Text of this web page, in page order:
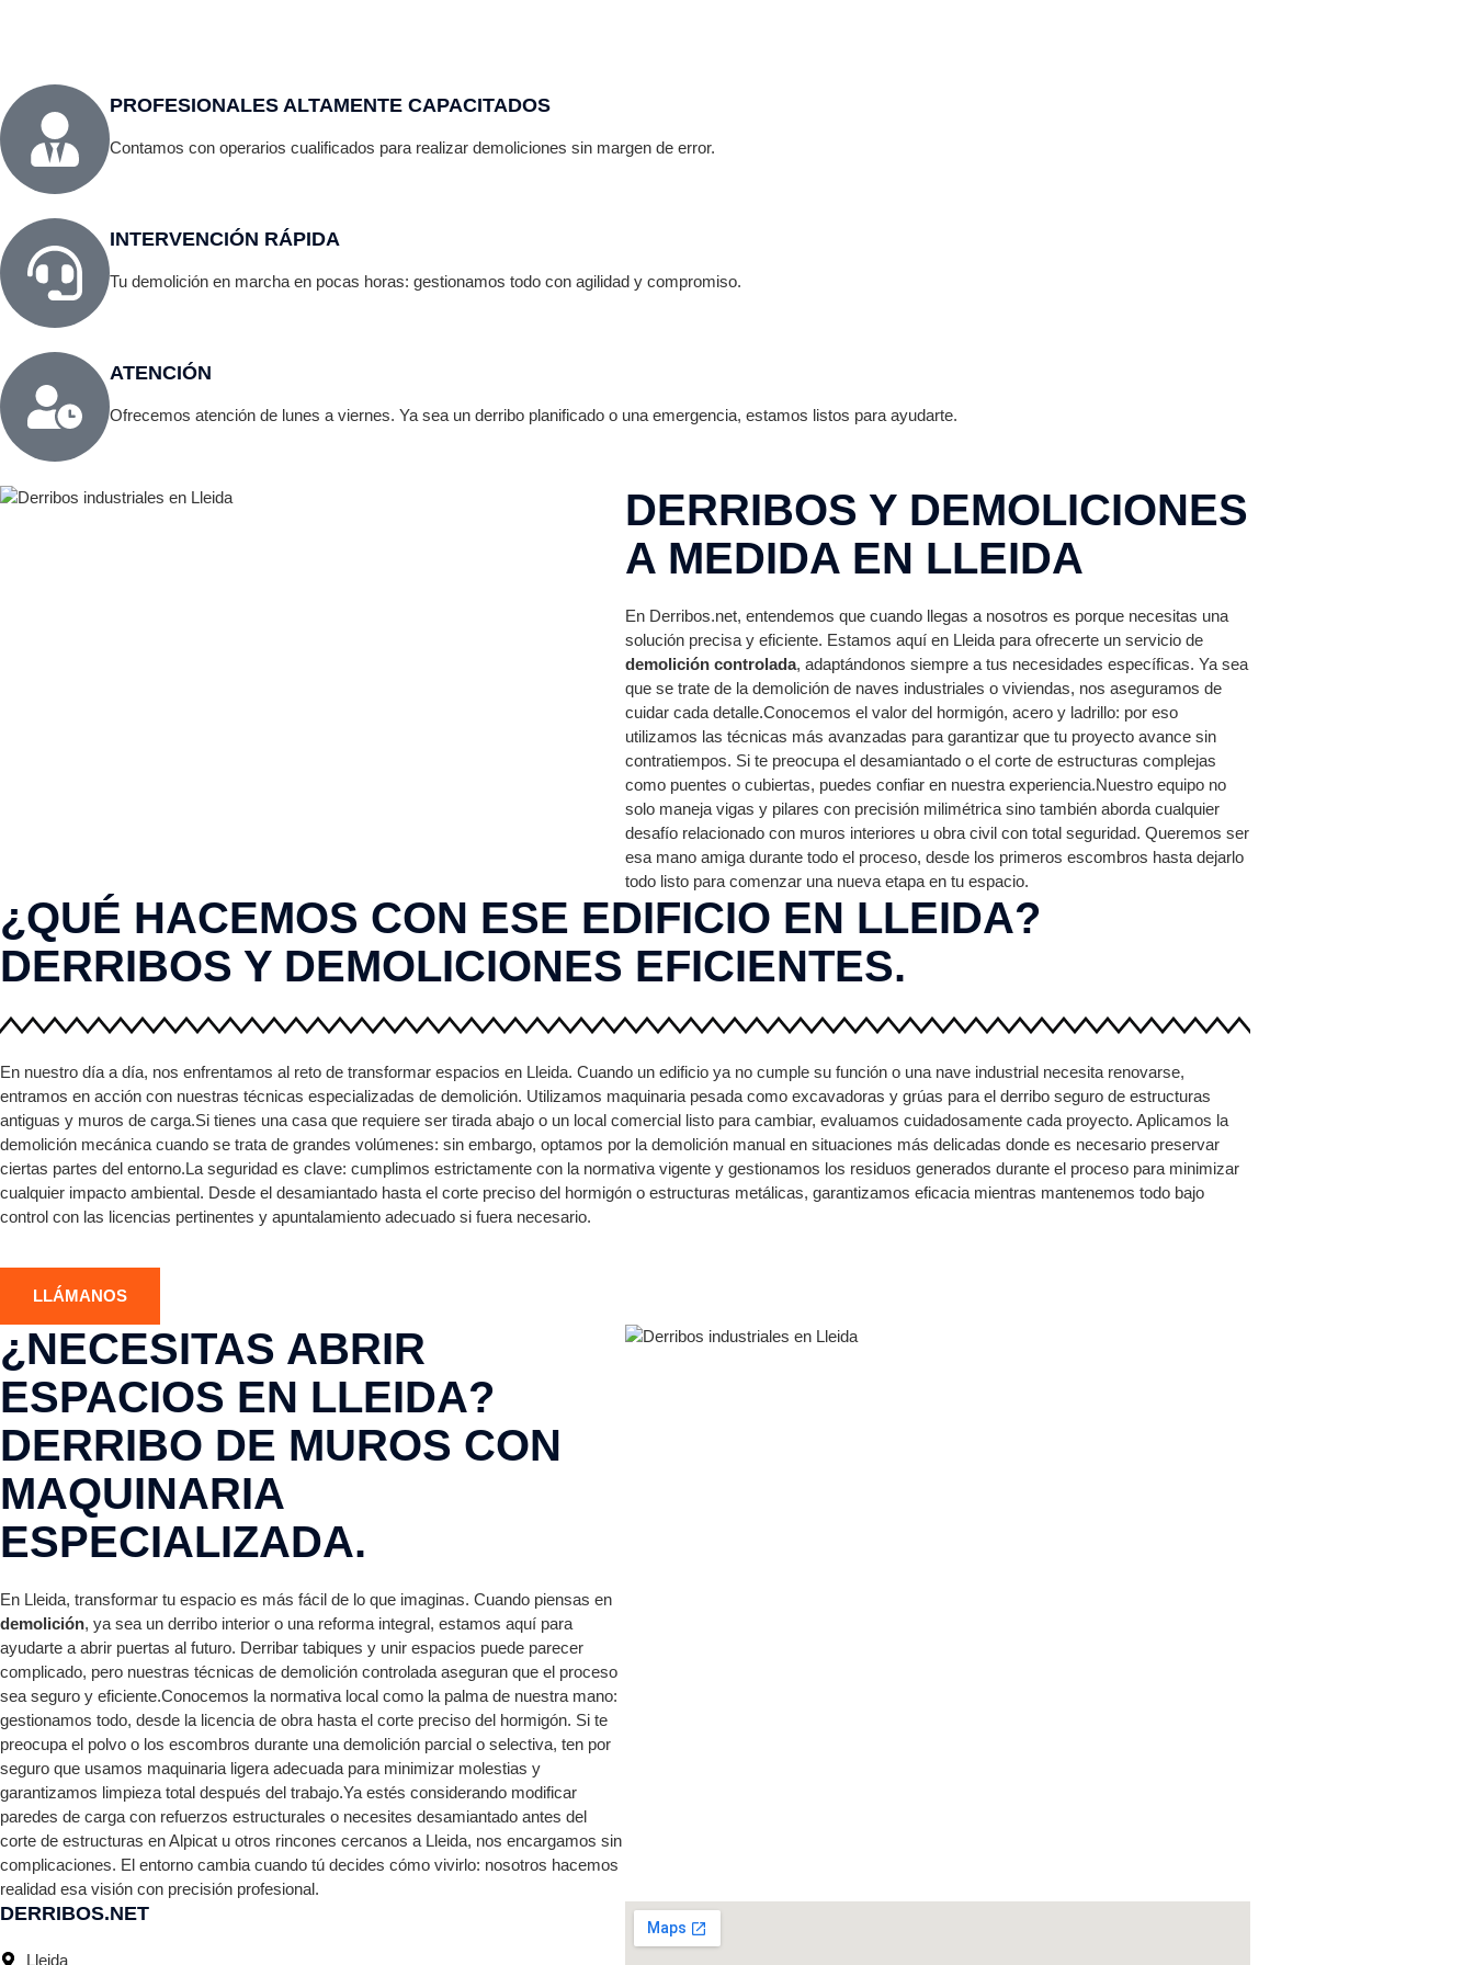
PROFESIONALES ALTAMENTE CAPACITADOS
Contamos con operarios cualificados para realizar demoliciones sin margen de error.
INTERVENCIÓN RÁPIDA
Tu demolición en marcha en pocas horas: gestionamos todo con agilidad y compromiso.
ATENCIÓN
Ofrecemos atención de lunes a viernes. Ya sea un derribo planificado o una emergencia, estamos listos para ayudarte.
DERRIBOS Y DEMOLICIONES
A MEDIDA EN LLEIDA
En Derribos.net, entendemos que cuando llegas a nosotros es porque necesitas una
solución precisa y eficiente. Estamos aquí en Lleida para ofrecerte un servicio de
demolición controlada, adaptándonos siempre a tus necesidades específicas. Ya sea
que se trate de la demolición de naves industriales o viviendas, nos aseguramos de
cuidar cada detalle.Conocemos el valor del hormigón, acero y ladrillo: por eso
utilizamos las técnicas más avanzadas para garantizar que tu proyecto avance sin
contratiempos. Si te preocupa el desamiantado o el corte de estructuras complejas
como puentes o cubiertas, puedes confiar en nuestra experiencia.Nuestro equipo no
solo maneja vigas y pilares con precisión milimétrica sino también aborda cualquier
desafío relacionado con muros interiores u obra civil con total seguridad. Queremos ser
esa mano amiga durante todo el proceso, desde los primeros escombros hasta dejarlo
todo listo para comenzar una nueva etapa en tu espacio.
¿QUÉ HACEMOS CON ESE EDIFICIO EN LLEIDA?
DERRIBOS Y DEMOLICIONES EFICIENTES.
En nuestro día a día, nos enfrentamos al reto de transformar espacios en Lleida. Cuando un edificio ya no cumple su función o una nave industrial necesita renovarse,
entramos en acción con nuestras técnicas especializadas de demolición. Utilizamos maquinaria pesada como excavadoras y grúas para el derribo seguro de estructuras
antiguas y muros de carga.Si tienes una casa que requiere ser tirada abajo o un local comercial listo para cambiar, evaluamos cuidadosamente cada proyecto. Aplicamos la
demolición mecánica cuando se trata de grandes volúmenes: sin embargo, optamos por la demolición manual en situaciones más delicadas donde es necesario preservar
ciertas partes del entorno.La seguridad es clave: cumplimos estrictamente con la normativa vigente y gestionamos los residuos generados durante el proceso para minimizar
cualquier impacto ambiental. Desde el desamiantado hasta el corte preciso del hormigón o estructuras metálicas, garantizamos eficacia mientras mantenemos todo bajo
control con las licencias pertinentes y apuntalamiento adecuado si fuera necesario.
LLÁMANOS
¿NECESITAS ABRIR
ESPACIOS EN LLEIDA?
DERRIBO DE MUROS CON
MAQUINARIA
ESPECIALIZADA.
En Lleida, transformar tu espacio es más fácil de lo que imaginas. Cuando piensas en
demolición, ya sea un derribo interior o una reforma integral, estamos aquí para
ayudarte a abrir puertas al futuro. Derribar tabiques y unir espacios puede parecer
complicado, pero nuestras técnicas de demolición controlada aseguran que el proceso
sea seguro y eficiente.Conocemos la normativa local como la palma de nuestra mano:
gestionamos todo, desde la licencia de obra hasta el corte preciso del hormigón. Si te
preocupa el polvo o los escombros durante una demolición parcial o selectiva, ten por
seguro que usamos maquinaria ligera adecuada para minimizar molestias y
garantizamos limpieza total después del trabajo.Ya estés considerando modificar
paredes de carga con refuerzos estructurales o necesites desamiantado antes del
corte de estructuras en Alpicat u otros rincones cercanos a Lleida, nos encargamos sin
complicaciones. El entorno cambia cuando tú decides cómo vivirlo: nosotros hacemos
realidad esa visión con precisión profesional.
DERRIBOS.NET
Lleida